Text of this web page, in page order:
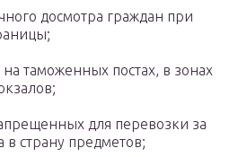
досмотра граждан при
таможенных постах, в зонах
для перевозки за
в страну предметов;